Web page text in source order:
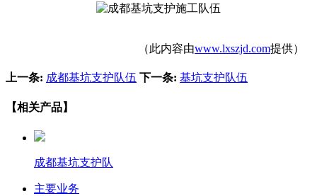
（此内容由www.lxszjd.com提供）
上一条: 成都基坑支护队伍 下一条: 基坑支护队伍
【相关产品】
成都基坑支护队
主要业务